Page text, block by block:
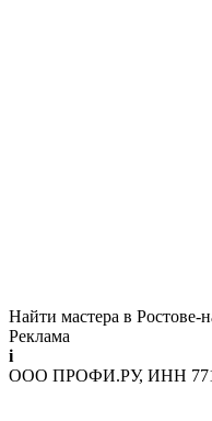
Найти мастера в Ростове-
Реклама
i
ООО ПРОФИ.РУ, ИНН